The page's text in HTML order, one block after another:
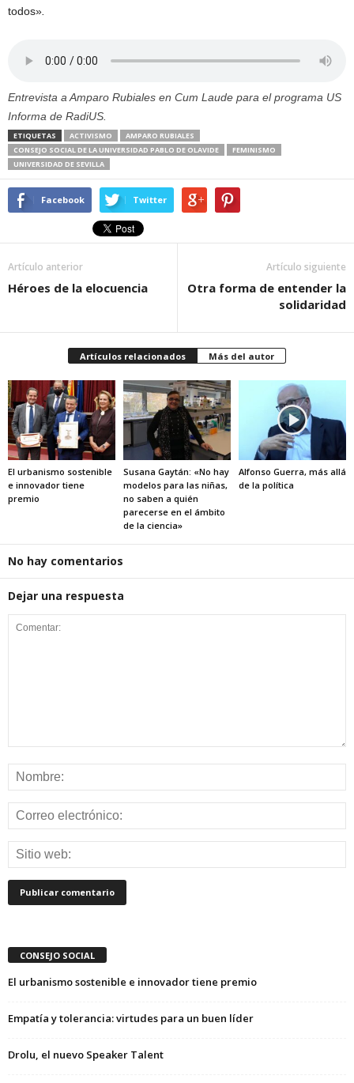
todos»
Entrevista a Amparo Rubiales en Cum Laude para el programa US
Informa de RadiUS.
ETIQUETAS ACTIVISMO
AMPARO RUBIALES
CONSEJO SOCIAL DE LA UNIVERSIDAD PABLO DE OLAVIDE
FEMINISMO
UNIVERSIDAD DE SEVILLA
Facebook Twitter
Artículo anterior
Héroes de la elocuencia
Artículo siguiente
Otra forma de entender la
solidaridad
Artículos relacionados Más del autor
El urbanismo sostenible
e innovador tiene
premio
Susana Gaytán: «No hay
modelos para las niñas,
no saben a quién
parecerse en el ámbito
de la ciencia»
Alfonso Guerra, más allá
de la política
No hay comentarios
Dejar una respuesta
CONSEJO SOCIAL
El urbanismo sostenible e innovador tiene premio
Empatía y tolerancia: virtudes para un buen líder
Drolu, el nuevo Speaker Talent